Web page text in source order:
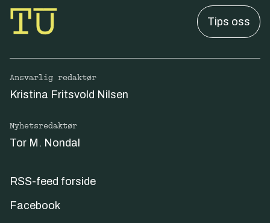
Tips oss
Ansvarlig redaktør
Kristina Fritsvold Nilsen
Nyhetsredaktør
Tor M. Nondal
RSS-feed forside
Facebook